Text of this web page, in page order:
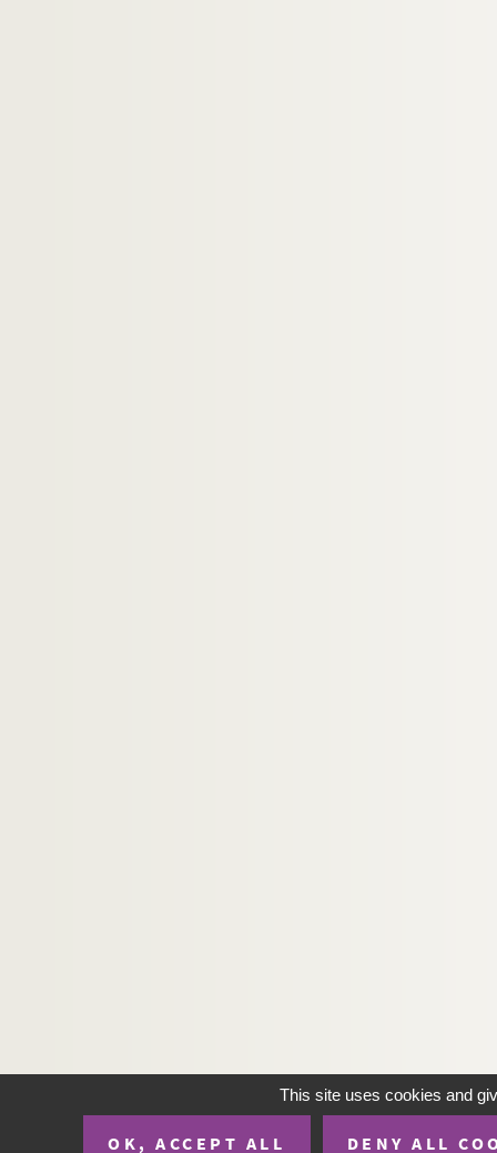
This site uses cookies and
OK, ACCEPT ALL DENY ALL